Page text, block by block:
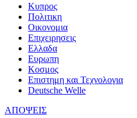
Κυπρος
Πολιτικη
Οικονομια
Επιχειρησεις
Ελλαδα
Ευρωπη
Κοσμος
Επιστημη και Τεχνολογια
Deutsche Welle
ΑΠΟΨΕΙΣ